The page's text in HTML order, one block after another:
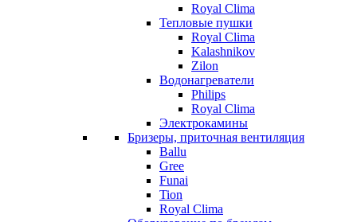
Royal Clima
Тепловые пушки
Royal Clima
Kalashnikov
Zilon
Водонагреватели
Philips
Royal Clima
Электрокамины
Бризеры, приточная вентиляция
Ballu
Gree
Funai
Tion
Royal Clima